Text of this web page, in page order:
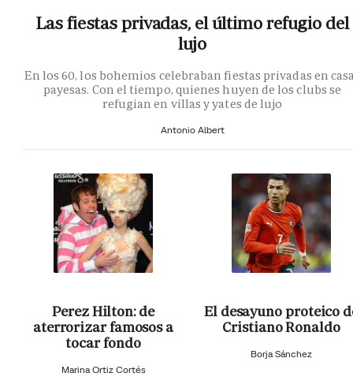
Las fiestas privadas, el último refugio del
lujo
En los 60, los bohemios celebraban fiestas privadas en
payesas. Con el tiempo, quienes huyen de los clubs se
refugian en villas y yates de lujo
Antonio Albert
Perez Hilton: de
aterrorizar famosos a
tocar fondo
Marina Ortiz Cortés
El desayuno proteico
Cristiano Ronaldo
Borja Sánchez